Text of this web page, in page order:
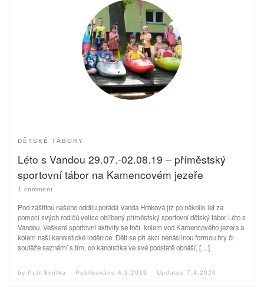
DĚTSKÉ TÁBORY
Léto s Vandou 29.07.-02.08.19 – příměstský
sportovní tábor na Kamencovém jezeře
1 comment
Pod záštitou našeho oddílu pořádá Vanda Hrbková již po několik let za
pomoci svých rodičů velice oblíbený příměstský sportovní dětský tábor Léto s
Vandou. Veškeré sportovní aktivity se točí kolem vod Kamencového jezera a
kolem naší kanoistické loděnice. Děti se při akci nenásilnou formou hry či
soutěže seznámí s tím, co kanoistika ve své podstatě obnáší, […]
by Petr Smítka Publikováno 4.2.2019 Updated 7.4.2020